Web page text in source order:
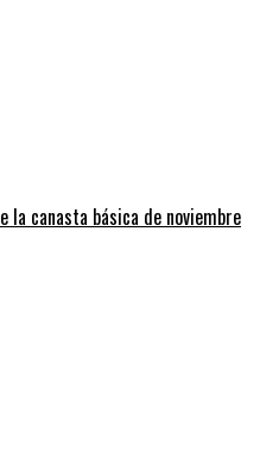
la canasta básica de noviembre